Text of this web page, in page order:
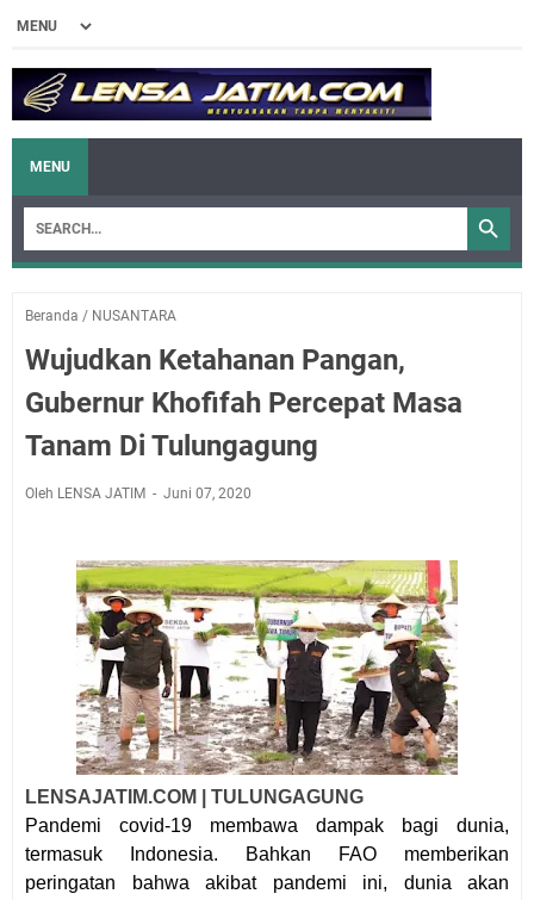
MENU
Beranda / NUSANTARA
Wujudkan Ketahanan Pangan,
Gubernur Khofifah Percepat Masa
Tanam Di Tulungagung
Oleh LENSA JATIM Juni 07, 2020
LENSAJATIM.COM | TULUNGAGUNG
Pandemi covid-19 membawa dampak bagi dunia,
termasuk Indonesia. Bahkan FAO memberikan
peringatan bahwa akibat pandemi ini, dunia akan